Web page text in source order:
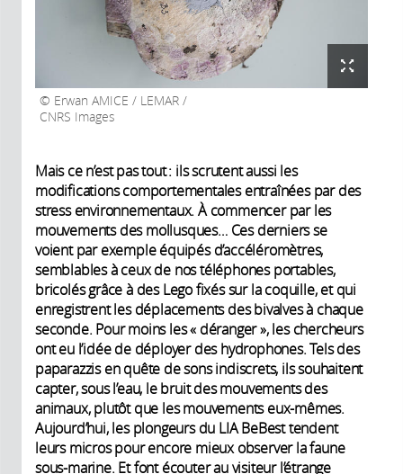
Erwan AMICE / LEMAR /
CNRS Images
Mais ce n’est pas tout : ils scrutent aussi les
modifications comportementales entraînées par des
stress environnementaux. À commencer par les
mouvements des mollusques… Ces derniers se
voient par exemple équipés d’accéléromètres,
semblables à ceux de nos téléphones portables,
bricolés grâce à des Lego fixés sur la coquille, et qui
enregistrent les déplacements des bivalves à chaque
seconde. Pour moins les « déranger », les chercheurs
ont eu l’idée de déployer des hydrophones. Tels des
paparazzis en quête de sons indiscrets, ils souhaitent
capter, sous l’eau, le bruit des mouvements des
animaux, plutôt que les mouvements eux-mêmes.
Aujourd’hui, les plongeurs du LIA BeBest tendent
leurs micros pour encore mieux observer la faune
sous-marine. Et font écouter au visiteur l’étrange